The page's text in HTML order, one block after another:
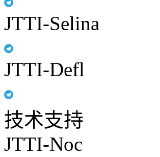
JTTI-Selina
JTTI-Defl
技术支持
JTTI-Noc